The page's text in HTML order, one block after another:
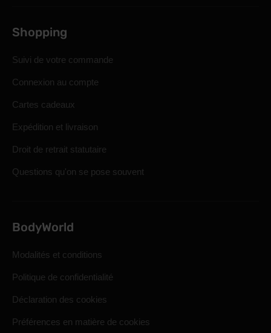
Shopping
Suivi de votre commande
Connexion au compte
Cartes cadeaux
Expédition et livraison
Droit de retrait statutaire
Questions qu'on se pose souvent
BodyWorld
Modalités et conditions
Politique de confidentialité
Déclaration des cookies
Préférences en matière de cookies